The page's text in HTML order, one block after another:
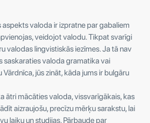
aspekts valoda ir izpratne par gabaliem
veidojot valodu. Tikpat svarīgi
valodas lingvistiskās iezīmes. Ja tā nav
saskaraties valoda gramatika vai
Vārdnīca, jūs zināt, kāda jums ir bulgāru
ātri mācāties valoda, vissvarīgākais, kas
aizraujošu, precīzu mērķu sarakstu, lai
laiku un studijas. Pārbaude par